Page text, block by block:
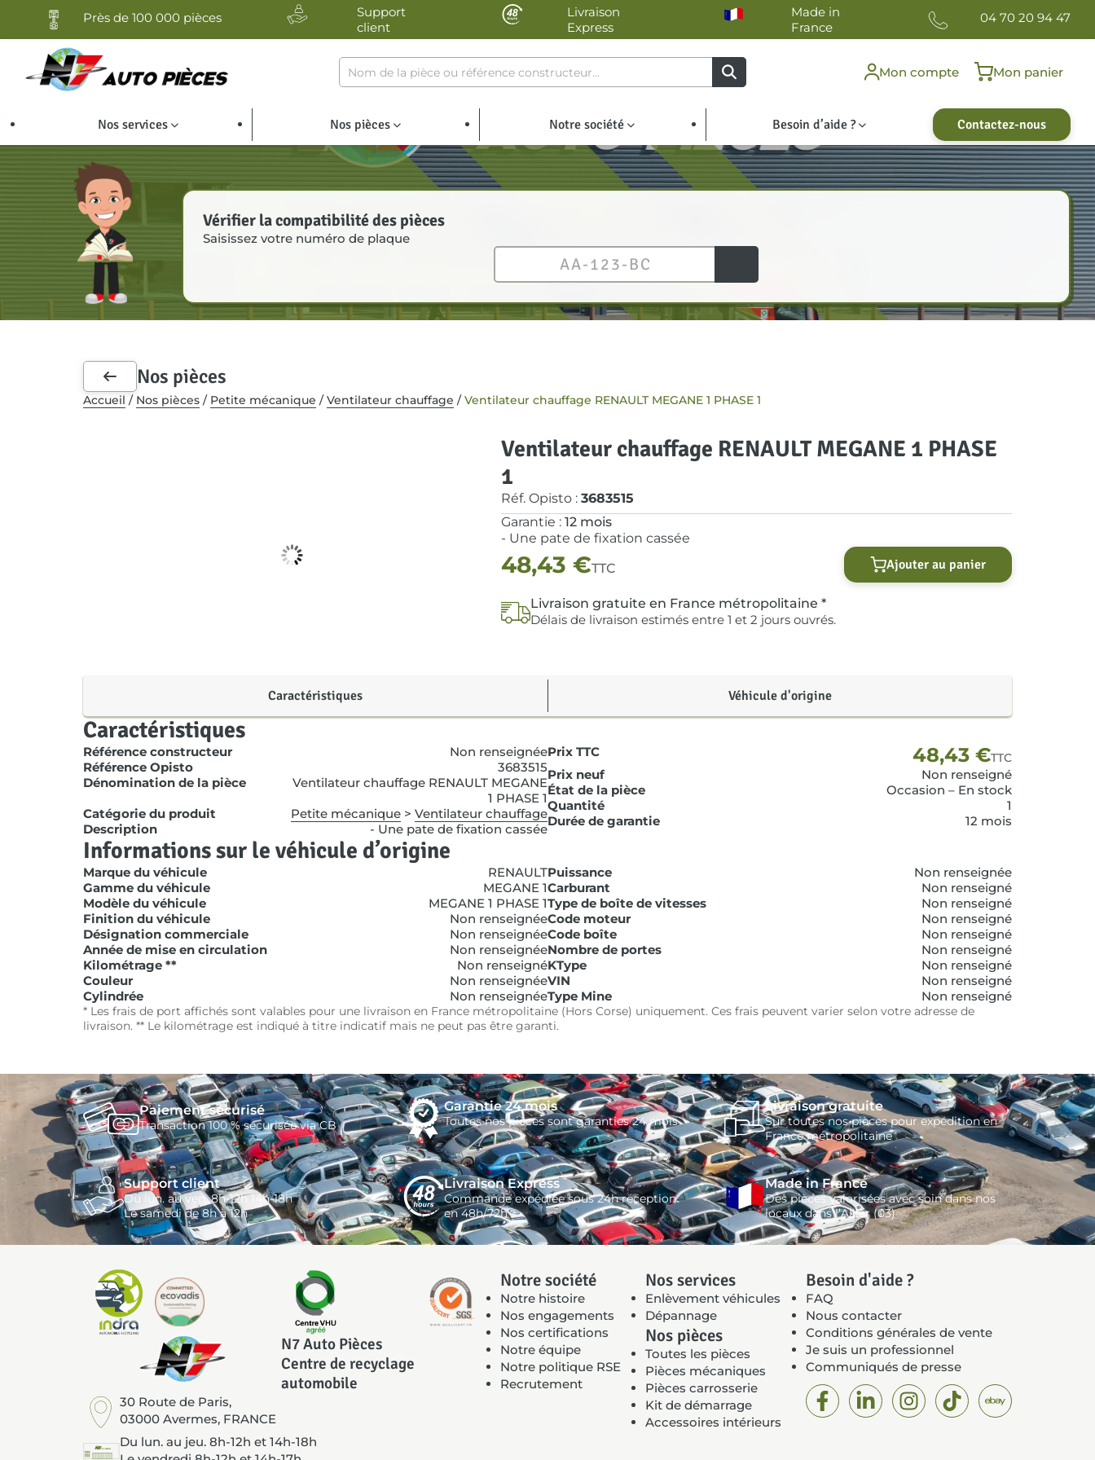
Panneau de gestion des cookies
Près de 100 000 pièces
Support
client
Livraison
Express
Made in
France
04 70 20 94 47
Mon compte Mon panier
Nos services Nos pièces Notre société Besoin d’aide ? Contactez-nous
Vérifier la compatibilité des pièces
Saisissez votre numéro de plaque
Nos pièces
Accueil / Nos pièces / Petite mécanique /Ventilateur chauffage /Ventilateur chauffage RENAULT MEGANE 1 PHASE 1
Ventilateur chauffage RENAULT MEGANE 1 PHASE
1
Réf. Opisto : 3683515
Garantie : 12 mois
- Une pate de fixation cassée
48,43 €TTC Ajouter au panier
Livraison gratuite en France métropolitaine *
Délais de livraison estimés entre 1 et 2 jours ouvrés.
Caractéristiques Véhicule d'origine
Caractéristiques
Référence constructeur
Non renseignée
Référence Opisto
3683515
Dénomination de la pièce
Ventilateur chauffage RENAULT MEGANE
1 PHASE 1
Catégorie du produit
Petite mécanique > Ventilateur chauffage
Description
- Une pate de fixation cassée
Prix TTC 48,43 €TTC
Prix neuf
Non renseigné
État de la pièce
Occasion – En stock
Quantité
1
Durée de garantie
12 mois
Informations sur le véhicule d’origine
Marque du véhicule
RENAULT
Gamme du véhicule
MEGANE 1
Modèle du véhicule
MEGANE 1 PHASE 1
Finition du véhicule
Non renseignée
Désignation commerciale
Non renseignée
Année de mise en circulation
Non renseignée
Kilométrage **
Non renseigné
Couleur
Non renseignée
Cylindrée
Non renseignée
Puissance
Non renseignée
Carburant
Non renseigné
Type de boîte de vitesses
Non renseigné
Code moteur
Non renseigné
Code boîte
Non renseigné
Nombre de portes
Non renseigné
KType
Non renseigné
VIN
Non renseigné
Type Mine
Non renseigné
* Les frais de port affichés sont valables pour une livraison en France métropolitaine (Hors Corse) uniquement. Ces frais peuvent varier selon votre adresse de
livraison. ** Le kilométrage est indiqué à titre indicatif mais ne peut pas être garanti.
Paiement sécurisé
Transaction 100 % sécurisée via CB
Garantie 24 mois
Toutes nos pièces sont garanties 24 mois
Livraison gratuite
Sur toutes nos pièces pour expédition en
France métropolitaine
Support client
Du lun. au ven. 8h-12h 14h-18h
Le samedi de 8h à 12h
Livraison Express
Commande expédiée sous 24h réception
en 48h/72h
Made in France
Des pièces valorisées avec soin dans nos
locaux dans l’Allier (03)
N7 Auto Pièces
Centre de recyclage
automobile
30 Route de Paris,
03000 Avermes, FRANCE
Du lun. au jeu. 8h-12h et 14h-18h
Notre société
Notre histoire
Nos engagements
Nos certifications
Notre équipe
Notre politique RSE
Recrutement
Nos services
Enlèvement véhicules
Dépannage
Nos pièces
Toutes les pièces
Pièces mécaniques
Pièces carrosserie
Kit de démarrage
Accessoires intérieurs
Besoin d'aide ?
FAQ
Nous contacter
Conditions générales de vente
Je suis un professionnel
Communiqués de presse